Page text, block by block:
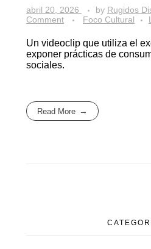
abril 20, 2026 by Rugidos
Comment
Foco Cultural
Un videoclip que utiliza el
exponer prácticas de
sociales.
Read More